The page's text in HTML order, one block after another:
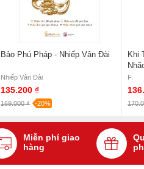
Bảo Phú Pháp - Nhiếp Vân Đài
Nhiếp Vân Đài
135.200 ₫
169.000 ₫ -20%
Khi
Vụn
F.
Miễn phí giao
hàng